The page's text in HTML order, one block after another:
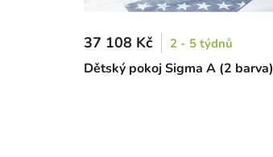
Dětský pokoj Sigma A (2 barva)
37 108 Kč 2 - 5 týdnů